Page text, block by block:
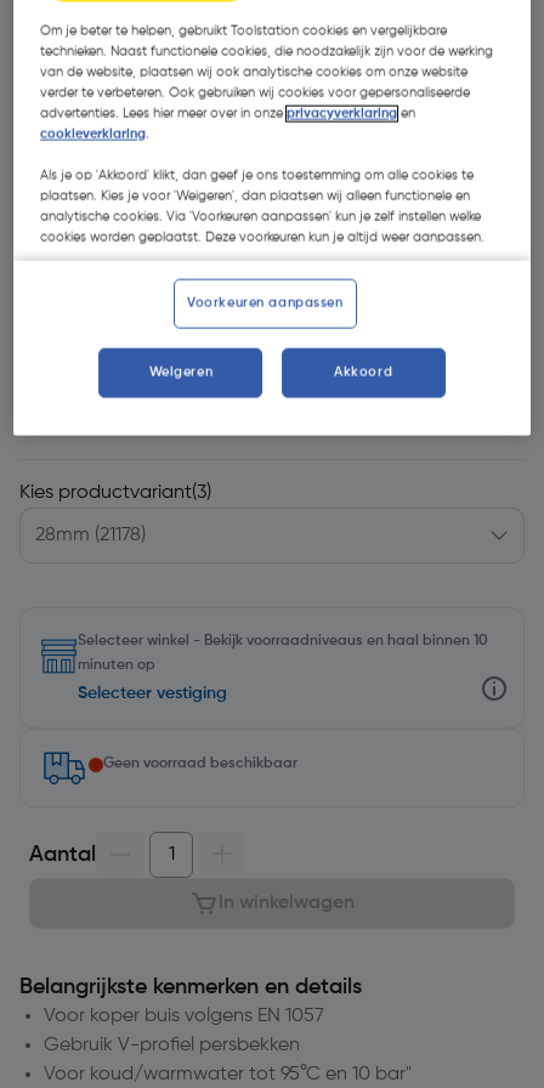
€ 3,14
Kies productvariant(3)
Selecteer winkel - Bekijk voorraadniveaus en haal binnen 10
minuten op
Selecteer vestiging
Geen voorraad beschikbaar
Aantal
In winkelwagen
Belangrijkste kenmerken en details
Voor koper buis volgens EN 1057
Gebruik V-profiel persbekken
Voor koud/warmwater tot 95°C en 10 bar"
Om je beter te helpen, gebruikt Toolstation cookies en vergelijkbare
technieken. Naast functionele cookies, die noodzakelijk zijn voor de werking
van de website, plaatsen wij ook analytische cookies om onze website
verder te verbeteren. Ook gebruiken wij cookies voor gepersonaliseerde
advertenties. Lees hier meer over in onzeprivacyverklaring en
cookieverklaring.
Als je op 'Akkoord' klikt, dan geef je ons toestemming om alle cookies te
plaatsen. Kies je voor 'Weigeren', dan plaatsen wij alleen functionele en
analytische cookies. Via 'Voorkeuren aanpassen' kun je zelf instellen welke
cookies worden geplaatst. Deze voorkeuren kun je altijd weer aanpassen.
Voorkeuren aanpassen
Weigeren Akkoord